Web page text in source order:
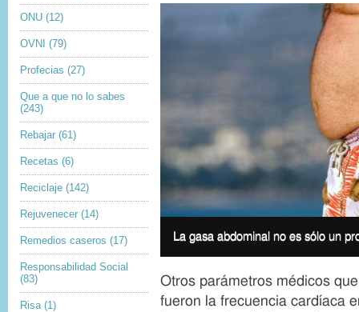
ONU (12)
OVNI (79)
Profecias (27)
Que a que no lo sabes
(243)
Rebajar (61)
Recetas (6)
Reciclaje (142)
Rejuvenecer (14)
Remedios caseros (17)
Responsabilidad Social
(83)
Risa (1)
e
c
o
I
g
e
c
La gasa abdominal no es sólo un
Otros parámetros médicos
fueron la frecuencia cardíaca